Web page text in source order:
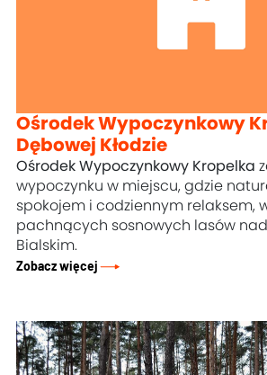
Ośrodek Wypoczynkowy
Dębowej Kłodzie
Ośrodek Wypoczynkowy Kropelka
wypoczynku w miejscu, gdzie
spokojem i codziennym relaksem,
pachnących sosnowych lasów
Bialskim.
Zobacz więcej